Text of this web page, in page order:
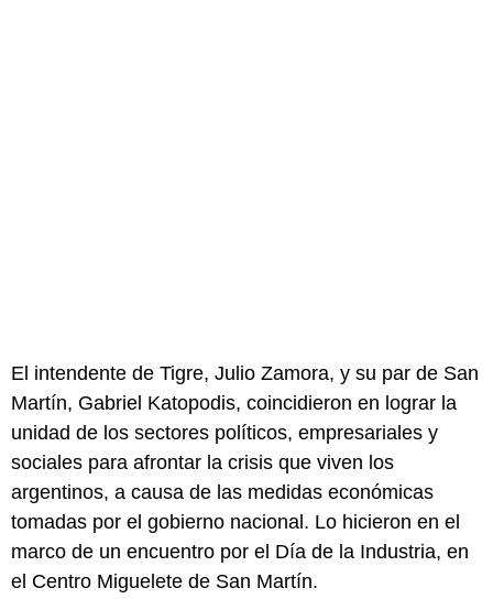
El intendente de Tigre, Julio Zamora, y su par de San
Martín, Gabriel Katopodis, coincidieron en lograr la
unidad de los sectores políticos, empresariales y
sociales para afrontar la crisis que viven los
argentinos, a causa de las medidas económicas
tomadas por el gobierno nacional. Lo hicieron en el
marco de un encuentro por el Día de la Industria, en
el Centro Miguelete de San Martín.